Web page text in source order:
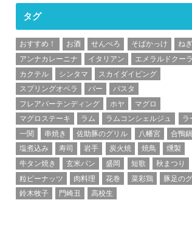
タグ
おすすめ！ お酒 せんべろ そばかっけ
ね
アンナカレーニナ
イタリアン
エメラルドクー
カクテル
シンタマ
スカイダイビング
スプリングオペラ
バー
パスタ
フレアバーテンディング
ホヤ
マグロ
マグロステーキ
ラム ラムコンシェルジュ
ラ
一関
串焼き 佐助豚のグリル 八幡宮
合鴨鍋
塩煮込み
寿司 岩手 炭火焼 焼鳥
燻製
牛タン焼き
玄米パン 盛岡 短歌
秋まつり
粒ピーナッツ
肉料理 花巻 菜彩鶏
豚足の
鈴木牧子
門崎丑 高校生